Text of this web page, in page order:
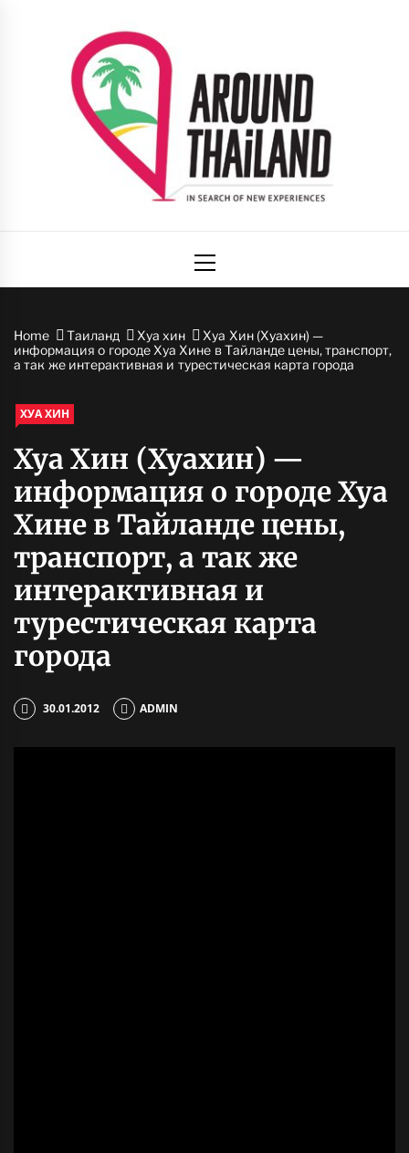
Таиланда
Menu
Home Таиланд Хуа хин
Хуа Хин (Хуахин) —
информация о городе Хуа Хине в Тайланде цены, транспорт,
а так же интерактивная и турестическая карта города
ХУА ХИН
Хуа Хин (Хуахин) —
информация о городе Хуа
Хине в Тайланде цены,
транспорт, а так же
интерактивная и
турестическая карта
города
30.01.2012 ADMIN